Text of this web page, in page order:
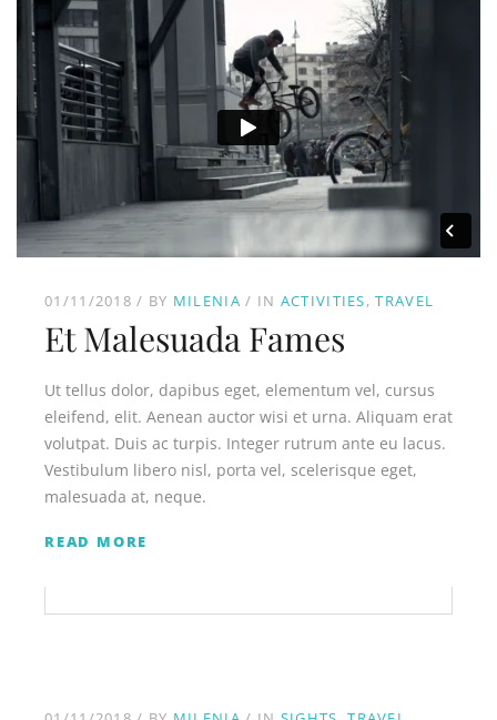
01/11/2018 BY MILENIA IN ACTIVITIES TRAVEL
Et Malesuada Fames
Ut tellus dolor, dapibus eget, elementum vel, cursus
eleifend, elit. Aenean auctor wisi et urna. Aliquam erat
volutpat. Duis ac turpis. Integer rutrum ante eu lacus.
Vestibulum libero nisl, porta vel, scelerisque eget,
malesuada at, neque.
READ MORE